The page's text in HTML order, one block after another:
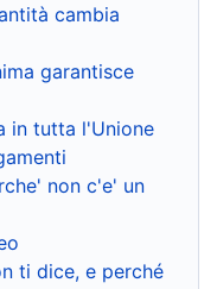
cambia
garantisce
in tutta l'Unione
non c'e' un
ti dice, e perché